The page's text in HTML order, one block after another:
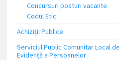
Concursuri posturi vacante
Codul Etic
Achiziții Publice
Serviciul Public Comunitar Local de
Evidență a Persoanelor